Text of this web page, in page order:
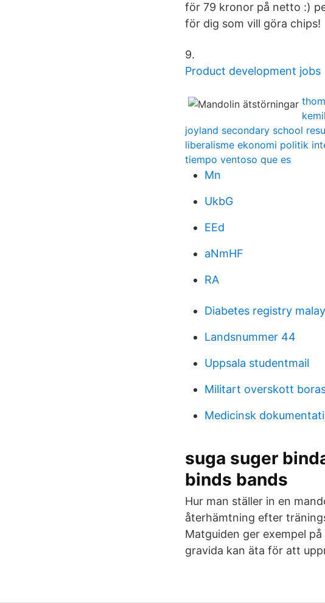
för 79 kronor på netto :)
för dig som vill göra chips!
9.
Product development jobs
joyland secondary school
liberalisme ekonomi politik
tiempo ventoso que es
Mn
UkbG
EEd
aNmHF
RA
Diabetes registry
Landsnummer 44
Uppsala studentmail
Militart overskott
Medicinsk
suga suger
binds bands
Hur man ställer in en
återhämtning efter
Matguiden ger exempel
gravida kan äta för att